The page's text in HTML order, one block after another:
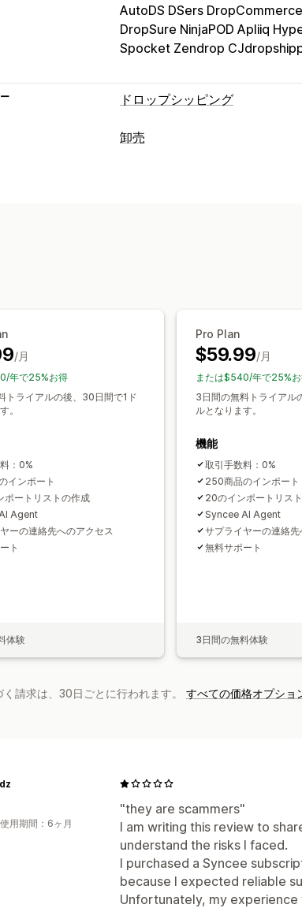
AutoDS DSers
DropSure NinjaPOD Apliiq
Spocket Zendrop
ドロップシッピング
販売可能な商品
スペイン
ベルギー ポルトガル
卸売
/月
年で25%お得
トライアルの後、30日間で1ド
。
：0%
インポート
ポートリストの作成
Agent
ーの連絡先へのアクセス
ト
体験
Pro Plan
$59.99/月
または$540/年で25%
3日間の無料トライアル
ルとなります。
機能
取引手数料：0%
250商品のインポート
20のインポートリス
Syncee AI Agent
サプライヤーの連絡先
無料サポート
3日間の無料体験
請求は、30日ごとに行われます。 すべての価格オプショ
"they are scammers"
I am writing this review to
understand the risks I faced.
I purchased a Syncee
because I expected reliable
Unfortunately, my
用期間：6ヶ月